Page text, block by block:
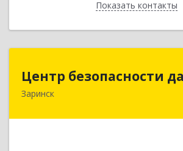
Показать контакты
Назад
Центр безопасности
Заринск
Центр
659100, Алтайский край, Заринск